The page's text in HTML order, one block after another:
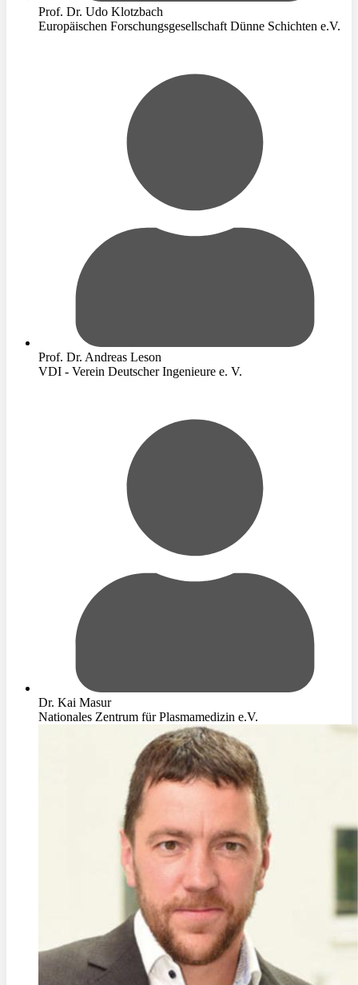
Prof. Dr. Udo Klotzbach
Europäischen Forschungsgesellschaft Dünne Schichten e.V.
Prof. Dr. Andreas Leson
VDI - Verein Deutscher Ingenieure e. V.
Dr. Kai Masur
Nationales Zentrum für Plasmamedizin e.V.